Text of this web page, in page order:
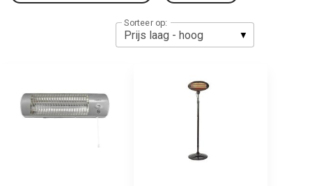
Sorteer op: